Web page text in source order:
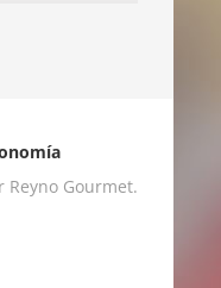
Reyno Gourmet.